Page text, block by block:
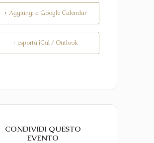
+ Aggiungi a Google Calendar
+ esporta iCal / Outlook
CONDIVIDI QUESTO
EVENTO